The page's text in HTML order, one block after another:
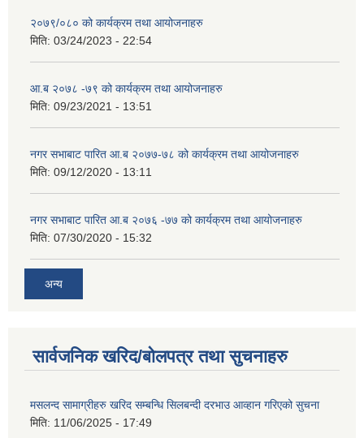
२०७९/०८० को कार्यक्रम तथा आयोजनाहरु
मिति: 03/24/2023 - 22:54
आ.ब २०७८ -७९ को कार्यक्रम तथा आयोजनाहरु
मिति: 09/23/2021 - 13:51
नगर सभाबाट पारित आ.ब २०७७-७८ को कार्यक्रम तथा आयोजनाहरु
मिति: 09/12/2020 - 13:11
नगर सभाबाट पारित आ.ब २०७६ -७७ को कार्यक्रम तथा आयोजनाहरु
मिति: 07/30/2020 - 15:32
अन्य
सार्वजनिक खरिद/बोलपत्र तथा सुचनाहरु
मसलन्द सामाग्रीहरु खरिद सम्बन्धि सिलबन्दी दरभाउ आव्हान गरिएको सुचना
मिति: 11/06/2025 - 17:49